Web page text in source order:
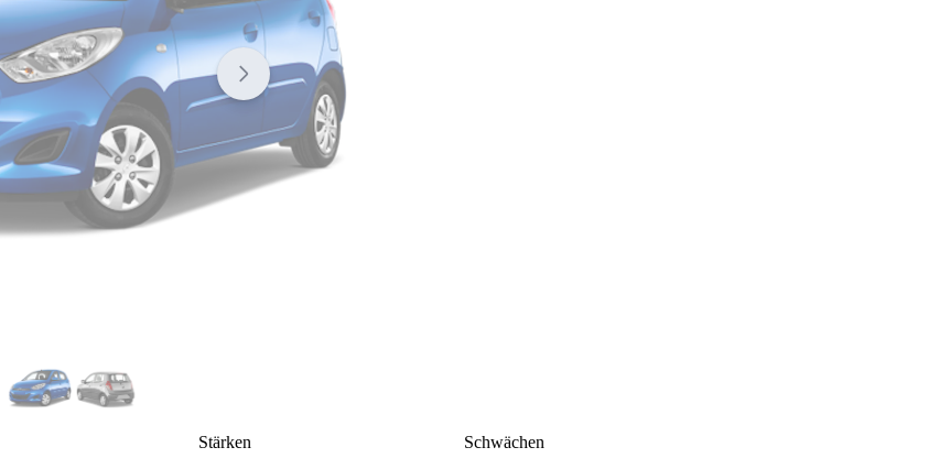
Stärken
Schwächen